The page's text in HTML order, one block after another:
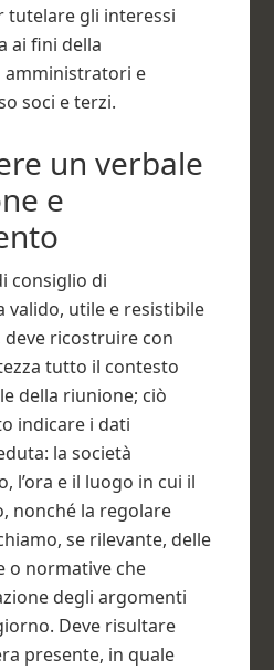
tutelare gli interessi
ai fini della
amministratori e
soci e terzi.
un verbale
e
consiglio di
valido, utile e resistibile
ricostruire con
tutto il contesto
della riunione; ciò
indicare i dati
la società
l’ora e il luogo in cui il
nonché la regolare
se rilevante, delle
o normative che
degli argomenti
Deve risultare
presente, in quale